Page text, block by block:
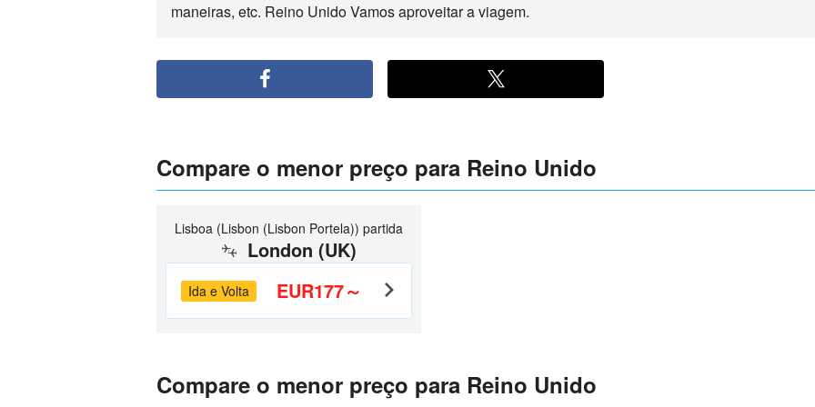
maneiras, etc. Reino Unido Vamos aproveitar a viagem.
Compare o menor preço para Reino Unido
Lisboa (Lisbon (Lisbon Portela)) partida
London (UK)
Ida e Volta EUR177～
Compare o menor preço para Reino Unido